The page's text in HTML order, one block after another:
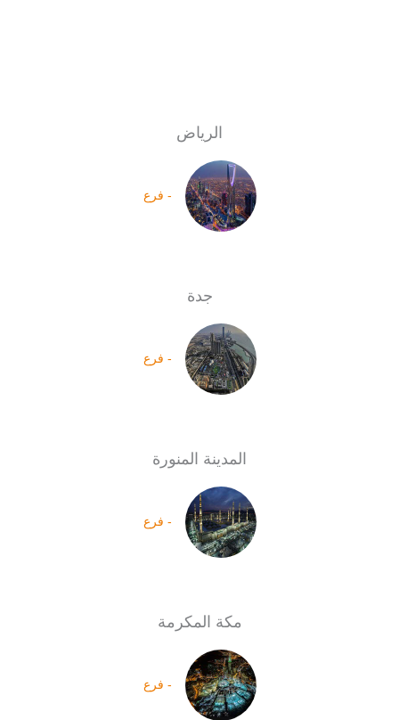
الرياض
- فرع
جدة
- فرع
المدينة المنورة
- فرع
مكة المكرمة
- فرع